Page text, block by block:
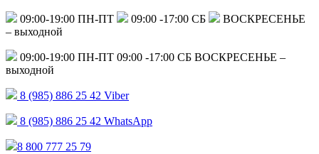
09:00-19:00 ПН-ПТ 09:00 -17:00 СБ
ВОСКРЕСЕНЬЕ
– выходной
09:00-19:00 ПН-ПТ 09:00 -17:00 СБ ВОСКРЕСЕНЬЕ –
выходной
8 (985) 886 25 42 Viber
8 (985) 886 25 42 WhatsApp
8 800 777 25 79